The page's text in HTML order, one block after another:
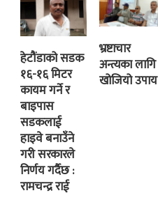
हेटौंडाको सडक
१६-१६ मिटर
कायम गर्ने र
बाइपास
सडकलाई
हाइवे बनाउँने
गरी सरकारले
निर्णय गर्दैछ :
रामचन्द्र राई
भ्रष्टाचार
अन्त्यका लागि
खोजियो उपाय